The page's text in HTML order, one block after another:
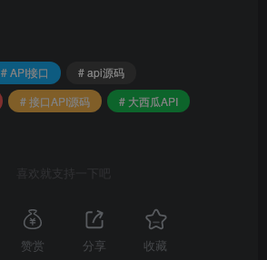
# API接口
# api源码
# 接口API源码
# 大西瓜API
喜欢就支持一下吧
赞赏 分享 收藏